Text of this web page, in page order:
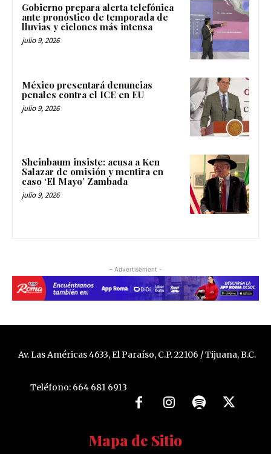
Gobierno prepara alerta telefónica
ante pronóstico de temporada de
lluvias y ciclones más intensa
julio 9, 2026
México presentará denuncias
penales contra el ICE en EU
julio 9, 2026
Sheinbaum insiste: acusa a Ken
Salazar de omisión y mentira en
caso ‘El Mayo’ Zambada
julio 9, 2026
- Advertisement -
Av. Las Américas 4633, El Paraíso, C.P. 22106 / Tijuana, B.C.
Teléfono: 664 681 6913
Mapa de Sitio